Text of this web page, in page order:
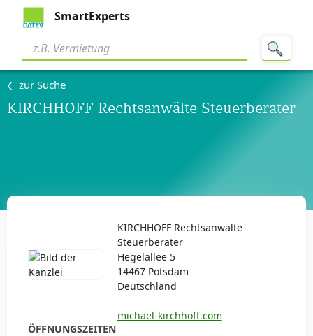
SmartExperts
zur Suche
KIRCHHOFF Rechtsanwälte Steuerberater
KIRCHHOFF Rechtsanwälte
Steuerberater
Hegelallee 5
14467 Potsdam
Deutschland
michael-kirchhoff.com
ÖFFNUNGSZEITEN